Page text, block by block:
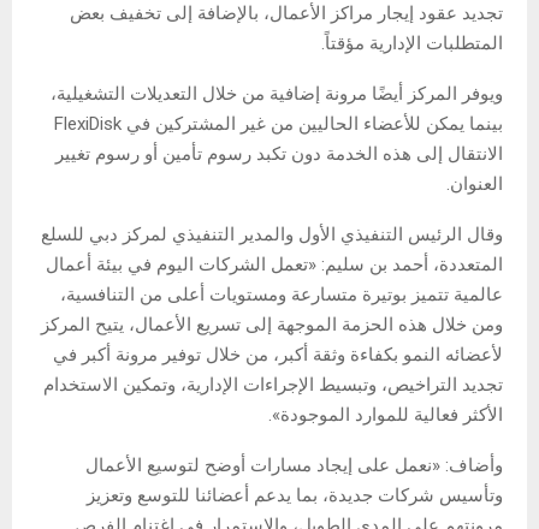
تجديد عقود إيجار مراكز الأعمال، بالإضافة إلى تخفيف بعض
المتطلبات الإدارية مؤقتاً.
ويوفر المركز أيضًا مرونة إضافية من خلال التعديلات التشغيلية،
بينما يمكن للأعضاء الحاليين من غير المشتركين في FlexiDisk
الانتقال إلى هذه الخدمة دون تكبد رسوم تأمين أو رسوم تغيير
العنوان.
وقال الرئيس التنفيذي الأول والمدير التنفيذي لمركز دبي للسلع
المتعددة، أحمد بن سليم: «تعمل الشركات اليوم في بيئة أعمال
عالمية تتميز بوتيرة متسارعة ومستويات أعلى من التنافسية،
ومن خلال هذه الحزمة الموجهة إلى تسريع الأعمال، يتيح المركز
لأعضائه النمو بكفاءة وثقة أكبر، من خلال توفير مرونة أكبر في
تجديد التراخيص، وتبسيط الإجراءات الإدارية، وتمكين الاستخدام
الأكثر فعالية للموارد الموجودة».
وأضاف: «نعمل على إيجاد مسارات أوضح لتوسيع الأعمال
وتأسيس شركات جديدة، بما يدعم أعضائنا للتوسع وتعزيز